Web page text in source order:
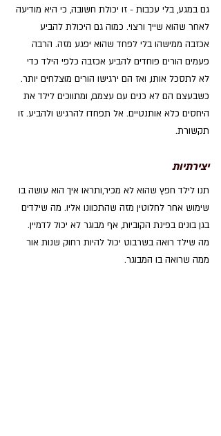
גם במגע, בלי עכבות - זו יכולת חשובה, כי היא מודיעה
לאחר שהוא שייך ורצוי. כמוה גם היכולת להביע
אכזבה ממישהו בלי לפחד שהוא יפגע מזה. הרבה
פעמים הורים פוחדים להביע אכזבה כלפי הילד כדי
לא לתסכל אותו, ואז הם ירגישו הורים מוצלחים יותר.
כשבעצם הם לא כנים עם עצמם, ומתווכים לילד את
היחסים כלא אותנטיים. אל תפחדו להרגיש ולהביע. זו
תקשורת.
יצירתיות
תנו לילד חפץ שהוא לא מכיר,ותראו איך הוא עושה בו
שימוש אחר לחלוטין מזה שהתכוונו אליו. מה שילדים
בגן בונים בפינת הקוביות, אף מבוגר לא יכול לדמיין.
מה שילד רואה בשרבוט יכול להיות רחוק שנות אור
ממה שרואה בו המבוגר.